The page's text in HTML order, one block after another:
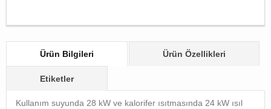
Ürün Bilgileri Ürün Özellikleri
Etiketler
Kullanım suyunda 28 kW ve kalorifer ısıtmasında 24 kW ısıl